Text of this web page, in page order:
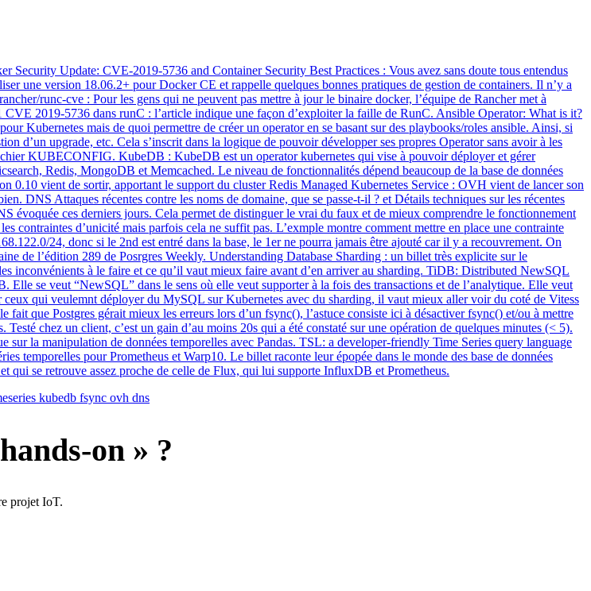
Update: CVE-2019-5736 and Container Security Best Practices : Vous avez sans doute tous entendus
une version 18.06.2+ pour Docker CE et rappelle quelques bonnes pratiques de gestion de containers. Il n’y a
runc-cve : Pour les gens qui ne peuvent pas mettre à jour le binaire docker, l’équipe de Rancher met à
2019-5736 dans runC : l’article indique une façon d’exploiter la faille de RunC. Ansible Operator: What is it?
Kubernetes mais de quoi permettre de créer un operator en se basant sur des playbooks/roles ansible. Ainsi, si
d’un upgrade, etc. Cela s’inscrit dans la logique de pouvoir développer ses propres Operator sans avoir à les
KUBECONFIG. KubeDB : KubeDB est un operator kubernetes qui vise à pouvoir déployer et gérer
Redis, MongoDB et Memcached. Le niveau de fonctionnalités dépend beaucoup de la base de données
0.10 vient de sortir, apportant le support du cluster Redis Managed Kubernetes Service : OVH vient de lancer son
DNS Attaques récentes contre les noms de domaine, que se passe-t-il ? et Détails techniques sur les récentes
évoquée ces derniers jours. Cela permet de distinguer le vrai du faux et de mieux comprendre le fonctionnement
contraintes d’unicité mais parfois cela ne suffit pas. L’exmple montre comment mettre en place une contrainte
24, donc si le 2nd est entré dans la base, le 1er ne pourra jamais être ajouté car il y a recouvrement. On
de l’édition 289 de Posrgres Weekly. Understanding Database Sharding : un billet très explicite sur le
inconvénients à le faire et ce qu’il vaut mieux faire avant d’en arriver au sharding. TiDB: Distributed NewSQL
se veut “NewSQL” dans le sens où elle veut supporter à la fois des transactions et de l’analytique. Elle veut
qui veulemnt déployer du MySQL sur Kubernetes avec du sharding, il vaut mieux aller voir du coté de Vitess
que Postgres gérait mieux les erreurs lors d’un fsync(), l’astuce consiste ici à désactiver fsync() et/ou à mettre
chez un client, c’est un gain d’au moins 20s qui a été constaté sur une opération de quelques minutes (< 5).
la manipulation de données temporelles avec Pandas. TSL: a developer-friendly Time Series query language
temporelles pour Prometheus et Warp10. Le billet raconte leur épopée dans le monde des base de données
qui se retrouve assez proche de celle de Flux, qui lui supporte InfluxDB et Prometheus.
kubedb fsync ovh dns
on » ?
projet IoT.